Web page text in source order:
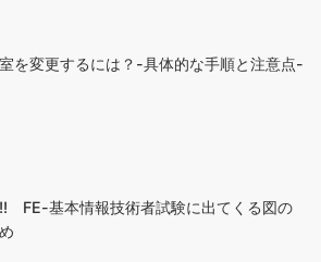
を変更するには？-具体的な手順と注意点-
FE-基本情報技術者試験に出てくる図の